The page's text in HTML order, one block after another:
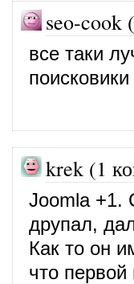
seo-cook
все таки
krek (1
Joomla +1.
друпал,
Как то он
что